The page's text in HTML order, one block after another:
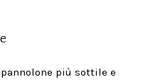
più sottile e